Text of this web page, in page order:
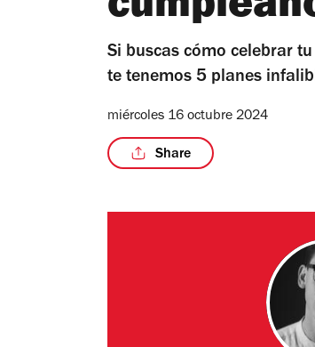
Si buscas cómo celebrar
te tenemos 5 planes
miércoles 16 octubre 2024
Share